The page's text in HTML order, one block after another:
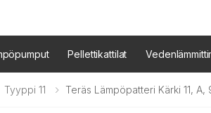
Pellettikattilat
Tyyppi 11 Teräs Lämpöpatteri Kärki 11,